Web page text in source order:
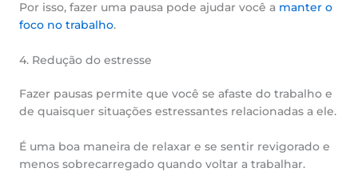
Por isso, fazer uma pausa pode ajudar você a manter o
foco no trabalho.
4. Redução do estresse
Fazer pausas permite que você se afaste do trabalho e
de quaisquer situações estressantes relacionadas a ele.
É uma boa maneira de relaxar e se sentir revigorado e
menos sobrecarregado quando voltar a trabalhar.